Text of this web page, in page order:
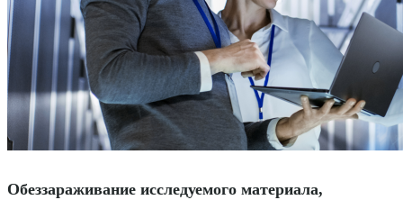
Обеззараживание исследуемого материала,